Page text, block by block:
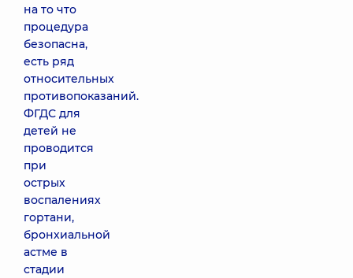
на то что
процедура
безопасна,
есть ряд
относительных
противопоказаний.
ФГДС для
детей не
проводится
при
острых
воспалениях
гортани,
бронхиальной
астме в
стадии